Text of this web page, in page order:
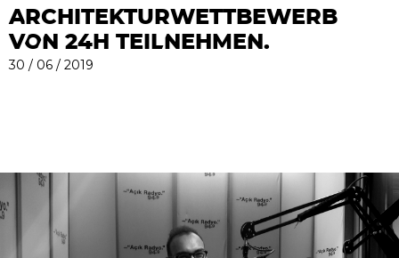
ARCHITEKTURWETTBEWERB
VON 24H TEILNEHMEN.
30 / 06 / 2019